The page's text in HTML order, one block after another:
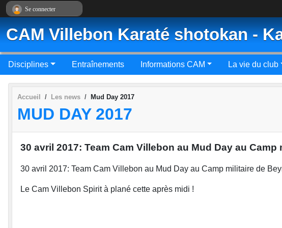
CAM Villebon Karaté shotokan -
Disciplines Entraînements Informations CAM La vie du club
Accueil Les news Mud Day 2017
MUD DAY 2017
30 avril 2017: Team Cam Villebon au Mud Day au
30 avril 2017: Team Cam Villebon au Mud Day au Camp militaire de
Le Cam Villebon Spirit à plané cette après midi !
Se connecter
Panneau de gestion des cookies